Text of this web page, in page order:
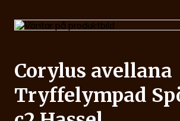
Corylus avellana
Tryffelympad